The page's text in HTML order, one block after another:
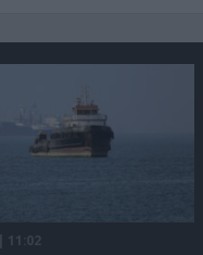
11:02